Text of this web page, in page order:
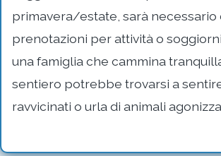
primavera/estate, sarà necessario
prenotazioni per attività o
una famiglia che cammina
sentiero potrebbe trovarsi a
ravvicinati o urla di animali